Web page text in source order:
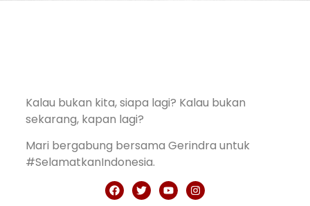
Kalau bukan kita, siapa lagi? Kalau bukan
sekarang, kapan lagi?
Mari bergabung bersama Gerindra untuk
#SelamatkanIndonesia.